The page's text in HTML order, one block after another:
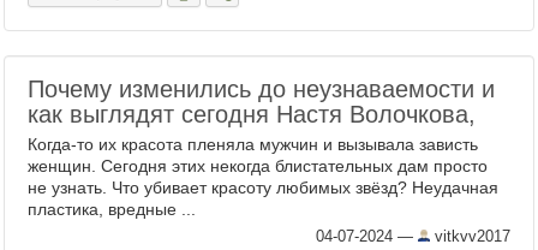
Почему изменились до неузнаваемости и
как выглядят сегодня Настя Волочкова,
Когда-то их красота пленяла мужчин и вызывала зависть
женщин. Сегодня этих некогда блистательных дам просто
не узнать. Что убивает красоту любимых звёзд? Неудачная
пластика, вредные ...
04-07-2024 — vitkvv2017